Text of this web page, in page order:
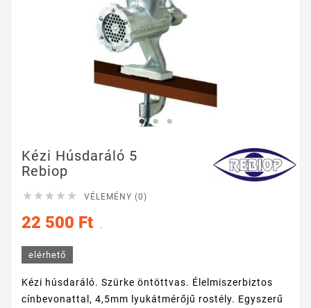
Kézi Húsdaráló 5
Rebiop
     VÉLEMÉNY (0)
22 500 Ft .
elérhető
Kézi húsdaráló. Szürke öntöttvas. Élelmiszerbiztos
cínbevonattal, 4,5mm lyukátmérőjű rostély. Egyszerű